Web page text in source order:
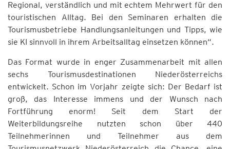
Regional, verständlich und mit echtem Mehrwert für den
touristischen Alltag. Bei den Seminaren erhalten die
Tourismusbetriebe Handlungsanleitungen und Tipps, wie
sie KI sinnvoll in ihrem Arbeitsalltag einsetzen können“.
Das Format wurde in enger Zusammenarbeit mit allen
sechs Tourismusdestinationen Niederösterreichs
entwickelt. Schon im Vorjahr zeigte sich: Der Bedarf ist
groß, das Interesse immens und der Wunsch nach
Fortführung enorm! Seit dem Start der
Weiterbildungsreihe nutzten schon über 440
Teilnehmerinnen und Teilnehmer aus dem